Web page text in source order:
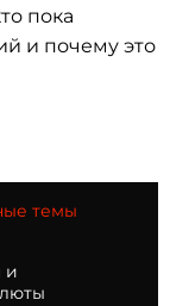
пока
и почему это
темы
и